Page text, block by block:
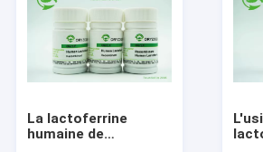
La lactoferrine
humaine de